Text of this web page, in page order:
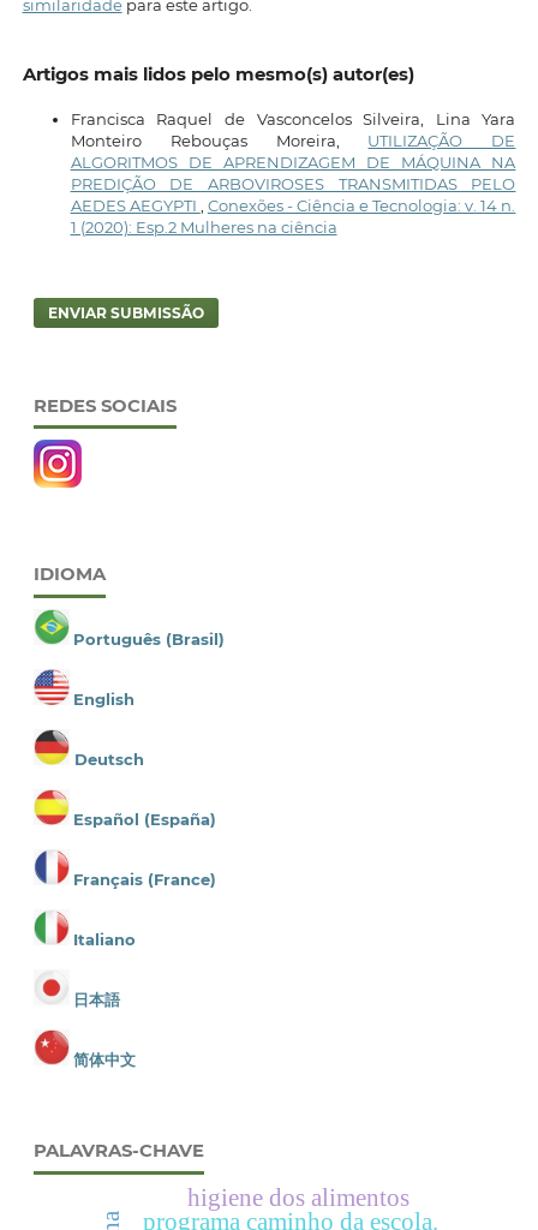
similaridadepara este artigo.
Artigos mais lidos pelo mesmo(s) autor(es)
Francisca Raquel de Vasconcelos Silveira, Lina Yara
Monteiro Rebouças Moreira, UTILIZAÇÃO DE
ALGORITMOS DE APRENDIZAGEM DE MÁQUINA NA
PREDIÇÃO DE ARBOVIROSES TRANSMITIDAS PELO
AEDES AEGYPTI
Conexões - Ciência e Tecnologia: v. 14 n.
1 (2020): Esp.2 Mulheres na ciência
ENVIAR SUBMISSÃO
REDES SOCIAIS
IDIOMA
Português (Brasil)
English
Deutsch
Español (España)
Français (France)
Italiano
日本語
简体中文
PALAVRAS-CHAVE
programa caminho da escola.
higiene dos alimentos